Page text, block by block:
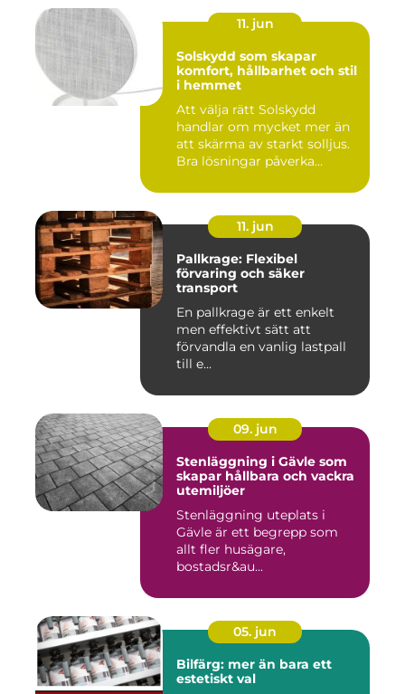
11. jun
Solskydd som skapar
komfort, hållbarhet och stil
i hemmet
Att välja rätt Solskydd
handlar om mycket mer än
att skärma av starkt solljus.
Bra lösningar påverka...
11. jun
Pallkrage: Flexibel
förvaring och säker
transport
En pallkrage är ett enkelt
men effektivt sätt att
förvandla en vanlig lastpall
till e...
09. jun
Stenläggning i Gävle som
skapar hållbara och vackra
utemiljöer
Stenläggning uteplats i
Gävle är ett begrepp som
allt fler husägare,
bostadsr&au...
05. jun
Bilfärg: mer än bara ett
estetiskt val